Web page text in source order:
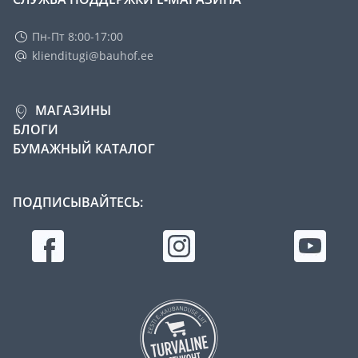
Пн-Пт 8:00-17:00
klienditugi@bauhof.ee
МАГАЗИНЫ
БЛОГИ
БУМАЖНЫЙ КАТАЛОГ
ПОДПИСЫВАЙТЕСЬ: